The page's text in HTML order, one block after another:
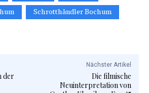
Schrotthändler Bochum
der
Nächster Artikel
Die filmische
Neuinterpretation von